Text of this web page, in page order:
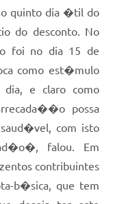
quinto dia �til do
do desconto. No
foi no dia 15 de
como est�mulo
e claro como
possa
com isto
falou. Em
contribuintes
b�sica, que tem